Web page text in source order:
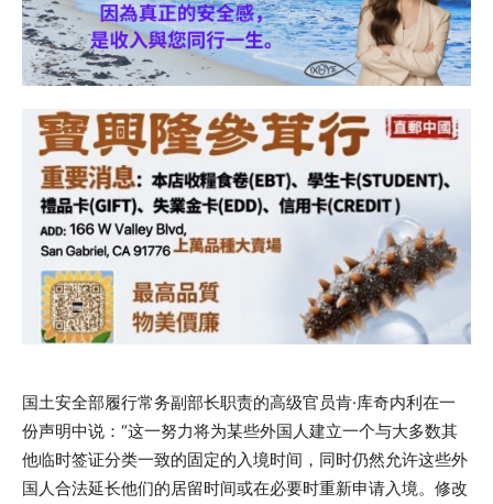
国土安全部履行常务副部长职责的高级官员肯·库奇内利在一
份声明中说：“这一努力将为某些外国人建立一个与大多数其
他临时签证分类一致的固定的入境时间，同时仍然允许这些外
国人合法延长他们的居留时间或在必要时重新申请入境。修改